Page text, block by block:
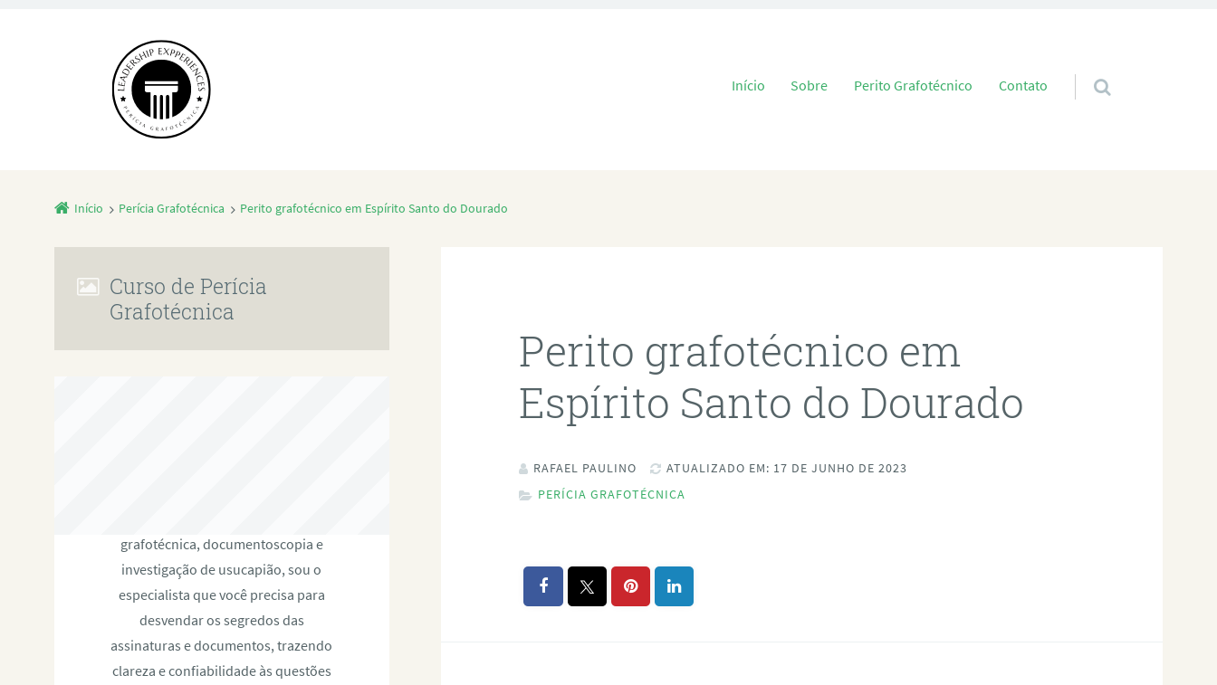
Pular para o conteúdo
Início Sobre Perito Grafotécnico Contato
Início Perícia Grafotécnica Perito grafotécnico em Espírito Santo do Dourado
Perito grafotécnico em
Espírito Santo do Dourado
RAFAEL PAULINO
ATUALIZADO EM: 17 DE JUNHO DE 2023
PERÍCIA GRAFOTÉCNICA
Curso de Perícia
Grafotécnica
grafotécnica, documentoscopia e
investigação de usucapião, sou o
especialista que você precisa para
desvendar os segredos das
assinaturas e documentos, trazendo
clareza e confiabilidade às questões